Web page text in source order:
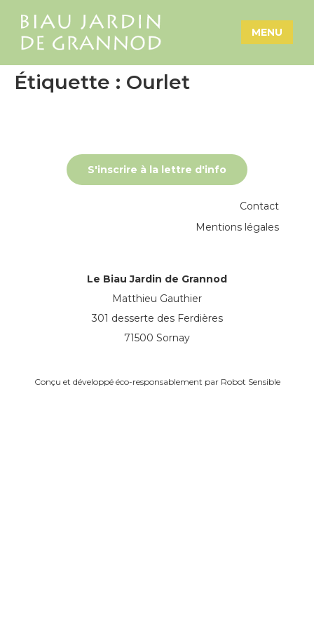
MENU
Étiquette : Ourlet
Le Biau Jardin de Grannod
Matthieu Gauthier
301 desserte des Ferdières
71500 Sornay
S'inscrire à la lettre d'info
Contact
Mentions légales
Conçu et développé éco-responsablement par Robot Sensible